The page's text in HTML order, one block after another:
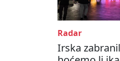
Radar
Irska